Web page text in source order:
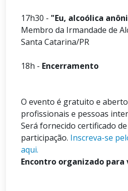
17h30 - "Eu, alcoólica
Membro da Irmandade de
Santa Catarina/PR
18h - Encerramento
O evento é gratuito e
profissionais e pessoas
Será fornecido certificado de
participação. Inscreva-se
aqui.
Encontro organizado para